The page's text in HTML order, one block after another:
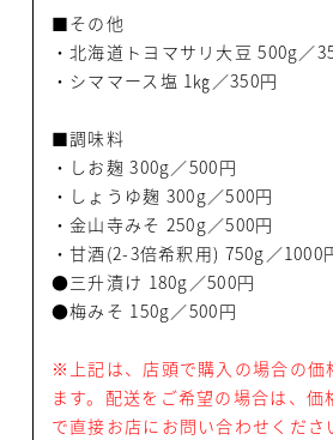
■その他
・北海道トヨマサリ大豆 500g／
・シママース塩 1㎏／350円
■調味料
・しお麹 300g／500円
・しょうゆ麹 300g／500円
・金山寺みそ 250g／500円
・甘酒(2-3倍希釈用) 750g／
●三升漬け 180g／500円
●梅みそ 150g／500円
※上記は、店頭で購入の場合の価
ます。配送をご希望の場合は、価
で直接お店にお問い合わせくださ